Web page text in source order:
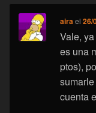
airael26/
Vale,
es una
ptos),
cuenta